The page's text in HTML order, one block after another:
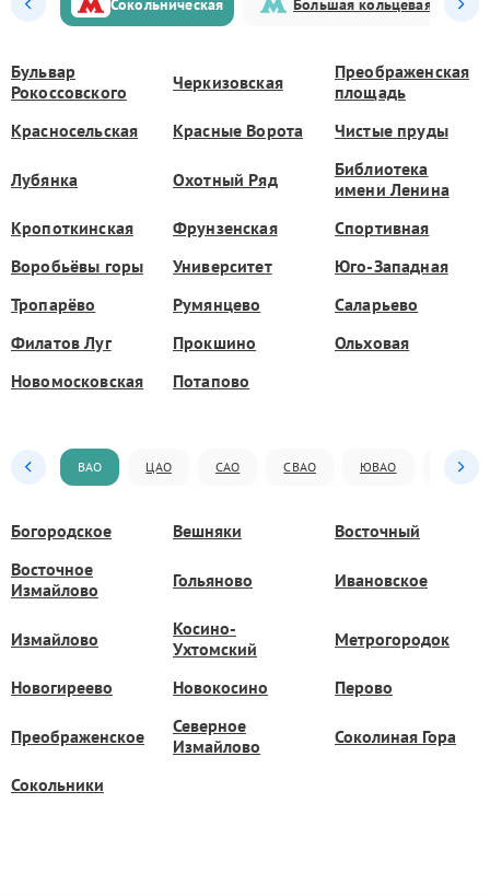
Бульвар
Рокоссовского
Черкизовская
Преображенская
площадь
Красносельская
Красные Ворота Чистые пруды
Лубянка Охотный Ряд
Библиотека
имени Ленина
Кропоткинская
Фрунзенская
Спортивная
Воробьёвы горы
Университет
Юго-Западная
Тропарёво
Румянцево
Саларьево
Филатов Луг
Прокшино
Ольховая
Новомосковская
Потапово
ВАО ЦАО САО СВАО ЮВАО ЮАО
Богородское Вешняки
Восточный
Восточное
Измайлово
Гольяново Ивановское
Измайлово
Косино-
Ухтомский
Метрогородок
Новогиреево Новокосино Перово
Преображенское
Северное
Измайлово
Соколиная Гора
Сокольники